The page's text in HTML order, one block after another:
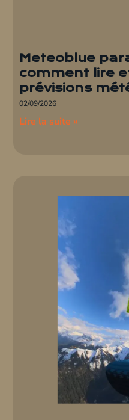
Meteoblue
comment lire
prévisions
02/09/2026
Lire la suite »